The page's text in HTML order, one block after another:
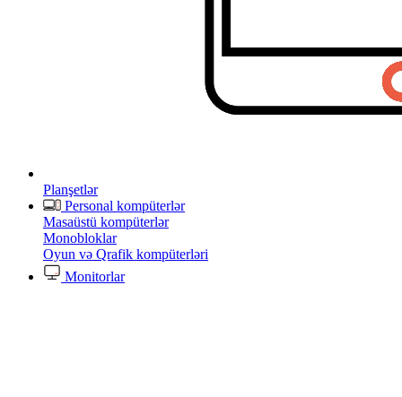
Planşetlər
Personal kompüterlər
Masaüstü kompüterlər
Monobloklar
Oyun və Qrafik kompüterləri
Monitorlar